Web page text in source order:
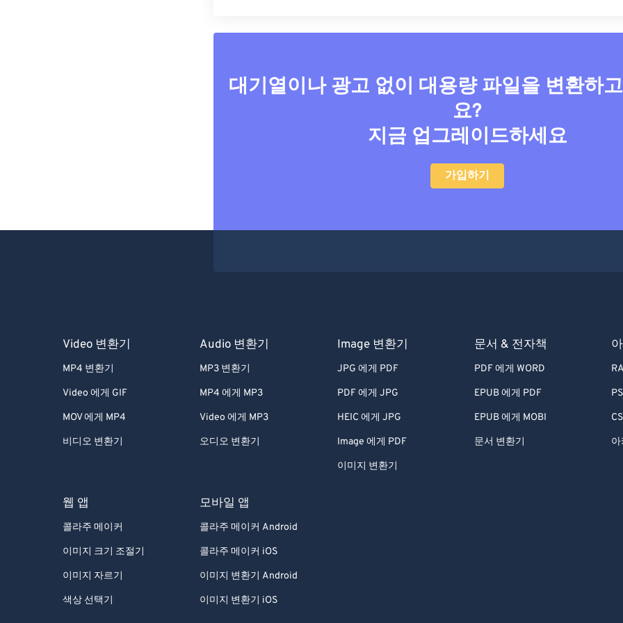
대기열이나 광고 없이 대용량 파일을 변환하
요?
지금 업그레이드하세요
가입하기
Video 변환기
MP4 변환기
Video 에게 GIF
MOV 에게 MP4
비디오 변환기
Audio 변환기
MP3 변환기
MP4 에게 MP3
Video 에게 MP3
오디오 변환기
Image 변환기
JPG 에게 PDF
PDF 에게 JPG
HEIC 에게 JPG
Image 에게 PDF
이미지 변환기
문서 & 전자책
PDF 에게 WORD
EPUB 에게 PDF
EPUB 에게 MOBI
문서 변환기 아
웹 앱
콜라주 메이커
이미지 크기 조절기
이미지 자르기
색상 선택기
모바일 앱
콜라주 메이커 Android
콜라주 메이커 iOS
이미지 변환기 Android
이미지 변환기 iOS